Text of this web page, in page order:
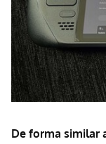
De forma similar